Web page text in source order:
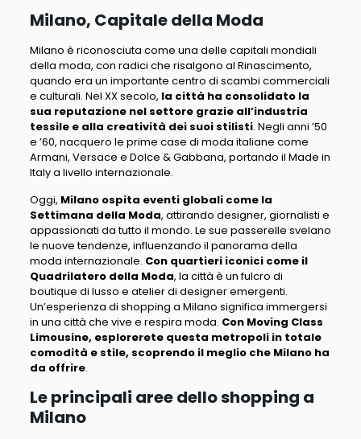
Milano, Capitale della Moda
Milano è riconosciuta come una delle capitali mondiali
della moda, con radici che risalgono al Rinascimento,
quando era un importante centro di scambi commerciali
e culturali. Nel XX secolo, la città ha consolidato la
sua reputazione nel settore grazie all’industria
tessile e alla creatività dei suoi stilisti. Negli anni ’50
e ’60, nacquero le prime case di moda italiane come
Armani, Versace e Dolce & Gabbana, portando il Made in
Italy a livello internazionale.
Oggi, Milano ospita eventi globali come la
Settimana della Moda, attirando designer, giornalisti e
appassionati da tutto il mondo. Le sue passerelle svelano
le nuove tendenze, influenzando il panorama della
moda internazionale. Con quartieri iconici come il
Quadrilatero della Moda, la città è un fulcro di
boutique di lusso e atelier di designer emergenti.
Un’esperienza di shopping a Milano significa immergersi
in una città che vive e respira moda. Con Moving Class
Limousine, esplorerete questa metropoli in totale
comodità e stile, scoprendo il meglio che Milano ha
da offrire.
Le principali aree dello shopping a
Milano